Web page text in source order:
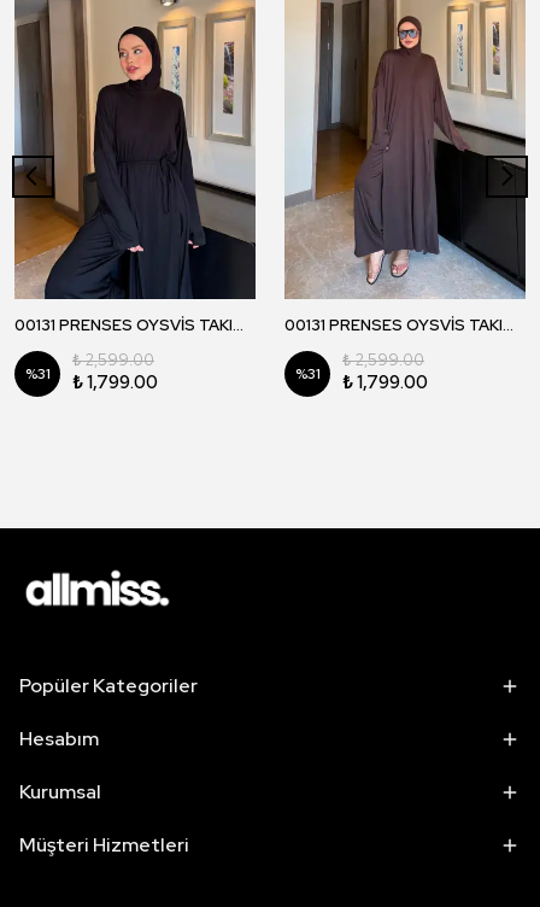
00131 PRENSES OYSVİS TAKIM - Siyah
%31
₺ 2,599.00
₺ 1,799.00
00131 PRENSES OYSVİS TAKIM - Kahverengi
%31
₺ 2,599.00
₺ 1,799.00
Popüler Kategoriler
Hesabım
Kurumsal
Müşteri Hizmetleri